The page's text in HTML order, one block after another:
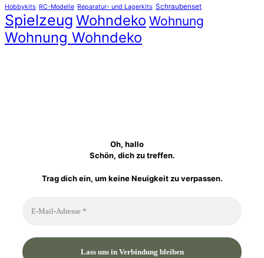
Hobbykits RC-Modelle Reparatur- und Lagerkits Schraubenset
Spielzeug Wohndeko Wohnung
Wohnung Wohndeko
Oh, hallo
Schön, dich zu treffen.
Trag dich ein, um keine Neuigkeit zu verpassen.